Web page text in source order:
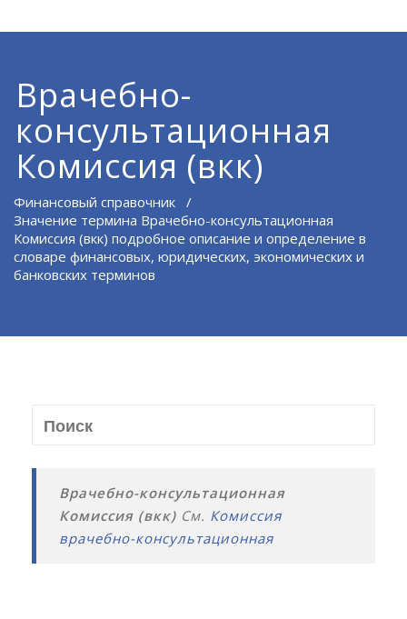
Врачебно-
консультационная
Комиссия (вкк)
Финансовый справочник /
Значение термина Врачебно-консультационная
Комиссия (вкк) подробное описание и определение в
словаре финансовых, юридических, экономических и
банковских терминов
Врачебно-консультационная
Комиссия (вкк) См. Комиссия
врачебно-консультационная